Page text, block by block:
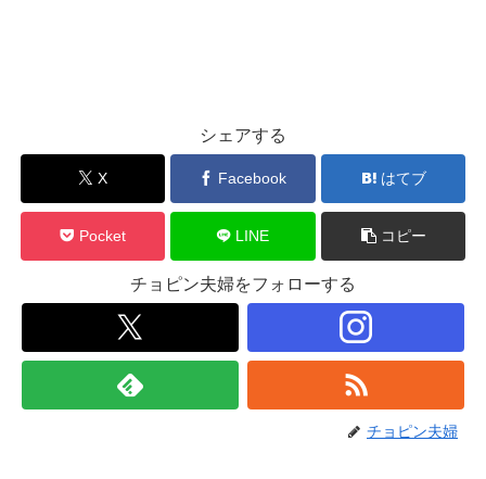
シェアする
X Facebook はてブ
Pocket LINE コピー
チョピン夫婦をフォローする
チョピン夫婦